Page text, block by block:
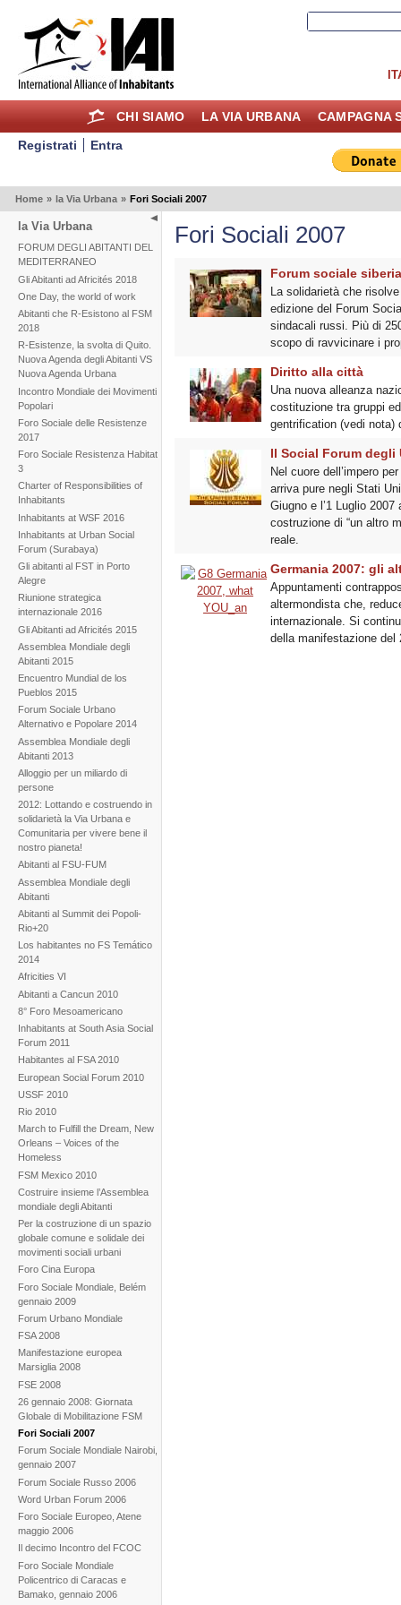
CHI SIAMO LA VIA URBANA CAMPAGNA
Registrati Entra
Home » la Via Urbana » Fori Sociali 2007
la Via Urbana
FORUM DEGLI ABITANTI DEL
MEDITERRANEO
Gli Abitanti ad Africités 2018
One Day, the world of work
Abitanti che R-Esistono al FSM
2018
R-Esistenze, la svolta di Quito.
Nuova Agenda degli Abitanti VS
Nuova Agenda Urbana
Incontro Mondiale dei Movimenti
Popolari
Foro Sociale delle Resistenze
2017
Foro Sociale Resistenza Habitat
3
Charter of Responsibilities of
Inhabitants
Inhabitants at WSF 2016
Inhabitants at Urban Social
Forum (Surabaya)
Gli abitanti al FST in Porto
Alegre
Riunione strategica
internazionale 2016
Gli Abitanti ad Africités 2015
Assemblea Mondiale degli
Abitanti 2015
Encuentro Mundial de los
Pueblos 2015
Forum Sociale Urbano
Alternativo e Popolare 2014
Assemblea Mondiale degli
Abitanti 2013
Alloggio per un miliardo di
persone
2012: Lottando e costruendo in
solidarietà la Via Urbana e
Comunitaria per vivere bene il
nostro pianeta!
Abitanti al FSU-FUM
Assemblea Mondiale degli
Abitanti
Abitanti al Summit dei Popoli-
Rio+20
Los habitantes no FS Temático
2014
Africities VI
Abitanti a Cancun 2010
8° Foro Mesoamericano
Inhabitants at South Asia Social
Forum 2011
Habitantes al FSA 2010
European Social Forum 2010
USSF 2010
Rio 2010
March to Fulfill the Dream, New
Orleans – Voices of the
Homeless
FSM Mexico 2010
Costruire insieme l’Assemblea
mondiale degli Abitanti
Per la costruzione di un spazio
globale comune e solidale dei
movimenti sociali urbani
Foro Cina Europa
Foro Sociale Mondiale, Belém
gennaio 2009
Forum Urbano Mondiale
FSA 2008
Manifestazione europea
Marsiglia 2008
FSE 2008
26 gennaio 2008: Giornata
Globale di Mobilitazione FSM
Fori Sociali 2007
Forum Sociale Mondiale Nairobi,
gennaio 2007
Forum Sociale Russo 2006
Word Urban Forum 2006
Foro Sociale Europeo, Atene
maggio 2006
Il decimo Incontro del FCOC
Foro Sociale Mondiale
Policentrico di Caracas e
Bamako, gennaio 2006
Fori Sociali 2007
Forum sociale
La solidarietà che
edizione del Forum
sindacali russi. Più di
scopo di ravvicinare i
Diritto alla città
Una nuova alleanza
costituzione tra gruppi
gentrification (vedi nota)
Il Social Forum degli
Nel cuore dell’impero
arriva pure negli Stati
Giugno e l’1 Luglio
costruzione di “un altro
reale.
Germania 2007: gli
Appuntamenti
altermondista che,
internazionale. Si
della manifestazione del